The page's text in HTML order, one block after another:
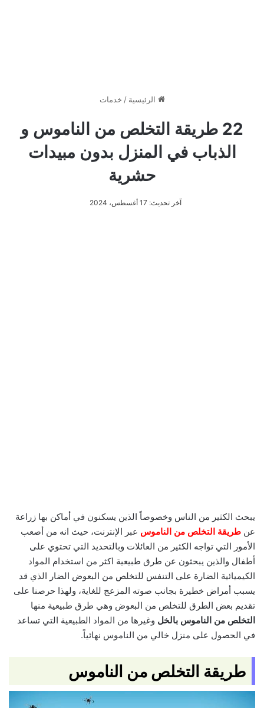
الرئيسية / خدمات
22 طريقة التخلص من الناموس و
الذباب في المنزل بدون مبيدات
حشرية
آخر تحديث: 17 أغسطس، 2024
يبحث الكثير من الناس وخصوصاً الذين يسكنون في أماكن بها زراعة
عن طريقة التخلص من الناموس عبر الإنترنت، حيث انه من أصعب
الأمور التي تواجه الكثير من العائلات وبالتحديد التي تحتوي على
أطفال والذين يبحثون عن طرق طبيعية اكثر من استخدام المواد
الكيميائية الضارة على التنفس للتخلص من البعوض الضار الذي قد
يسبب أمراض خطيرة بجانب صوته المزعج للغاية، ولهذا حرصنا على
تقديم بعض الطرق للتخلص من البعوض وهي طرق طبيعية منها
التخلص من الناموس بالخل وغيرها من المواد الطبيعية التي تساعد
في الحصول على منزل خالي من الناموس نهائياً.
طريقة التخلص من الناموس